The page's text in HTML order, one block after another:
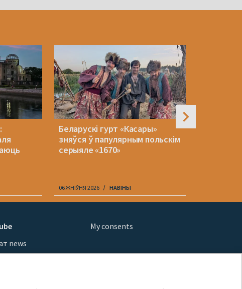
Беларускі гурт «Касары»
зняўся ў папулярным польскім
серыяле «1670»
06 ЖНІЎНЯ 2026 НАВІНЫ
news
Shorts
My consents